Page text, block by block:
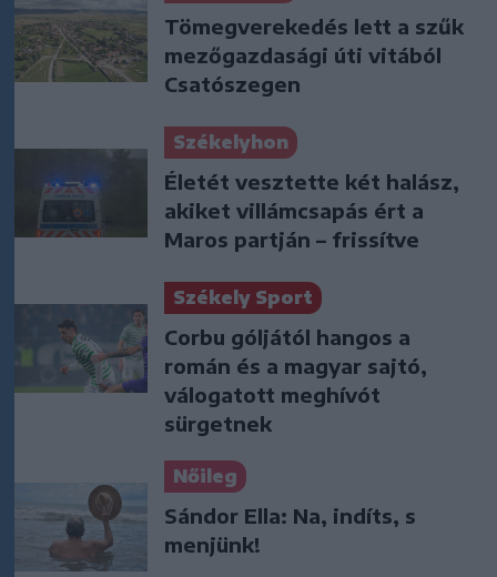
Tömegverekedés lett a szűk
mezőgazdasági úti vitából
Csatószegen
Székelyhon
Életét vesztette két halász,
akiket villámcsapás ért a
Maros partján – frissítve
Székely Sport
Corbu góljától hangos a
román és a magyar sajtó,
válogatott meghívót
sürgetnek
Nőileg
Sándor Ella: Na, indíts, s
menjünk!